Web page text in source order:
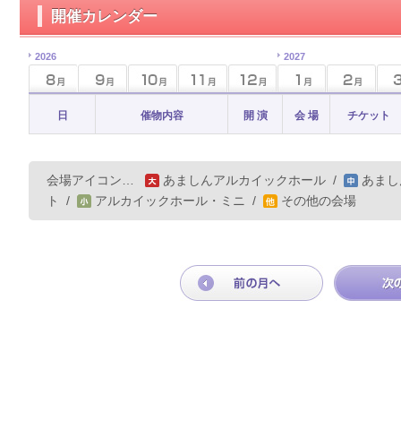
開催カレンダー
2026 2027
日 催物内容 開 演 会 場 チケット
会場アイコン… あましんアルカイックホール /
あま
ト
/ アルカイックホール・ミニ / その他の会場